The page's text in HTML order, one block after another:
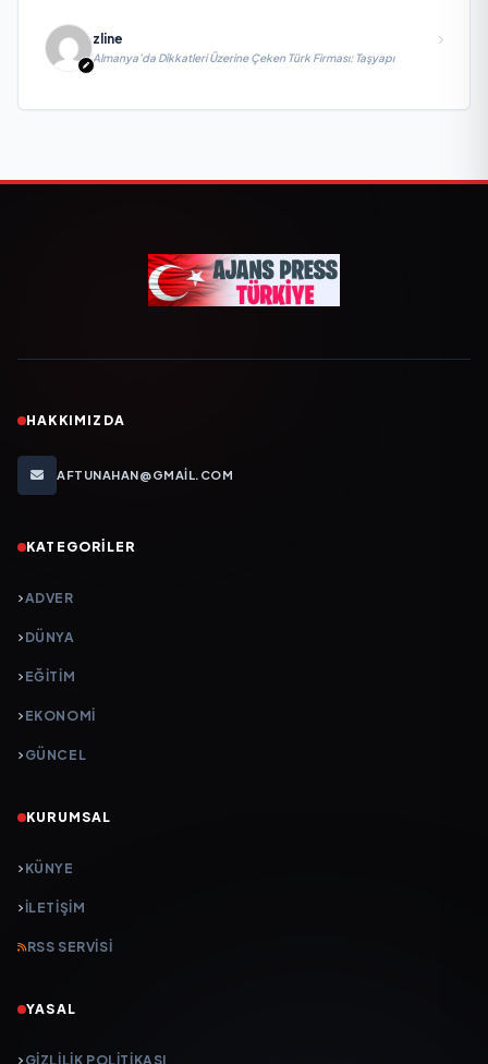
zline
Almanya’da Dikkatleri Üzerine Çeken Türk Firması: Taşyapı
HAKKIMIZDA
AFTUNAHAN@GMAIL.COM
KATEGORILER
ADVER
DÜNYA
EĞİTİM
EKONOMİ
GÜNCEL
KURUMSAL
KÜNYE
İLETIŞIM
RSS SERVISI
YASAL
GIZLILIK POLITIKASI